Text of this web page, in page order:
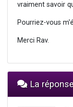
vraiment savoir
Pourriez-vous
Merci Rav.
La